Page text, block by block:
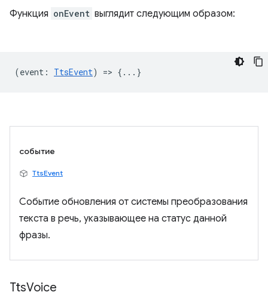
Функция onEvent выглядит следующим образом:
(event : TtsEvent) => {...}
событие
TtsEvent
Событие обновления от системы преобразования
текста в речь, указывающее на статус данной
фразы.
TtsVoice